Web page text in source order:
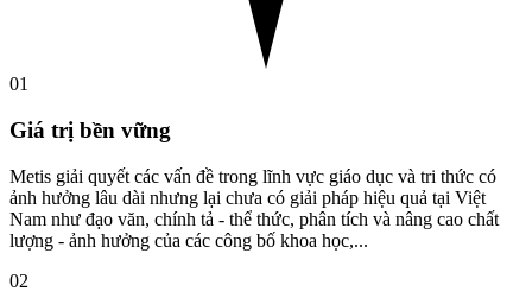
01
Giá trị bền vững
Metis giải quyết các vấn đề trong lĩnh vực giáo dục và tri thức có
ảnh hưởng lâu dài nhưng lại chưa có giải pháp hiệu quả tại Việt
Nam như đạo văn, chính tả - thể thức, phân tích và nâng cao chất
lượng - ảnh hưởng của các công bố khoa học,...
02